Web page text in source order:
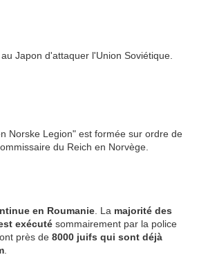
Japon d'attaquer l'Union Soviétique.
Norske Legion" est formée sur ordre de
du Reich en Norvège.
en Roumanie . La majorité des
exécuté sommairement par la police
près de 8000 juifs qui sont déjà